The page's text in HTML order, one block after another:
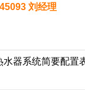
刘经理
水器系统简要配置